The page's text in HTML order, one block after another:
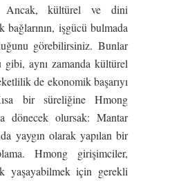
Ancak, kültürel ve dini
bağlarının, işgücü bulmada
görebilirsiniz. Bunlar
aynı zamanda kültürel
de ekonomik başarıyı
bir süreliğine Hmong
dönecek olursak: Mantar
yaygın olarak yapılan bir
Hmong girişimciler,
yaşayabilmek için gerekli